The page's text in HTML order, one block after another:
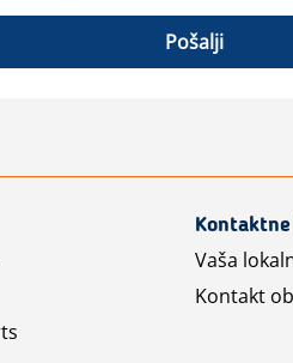
Pošalji
Vaša
Kontakt